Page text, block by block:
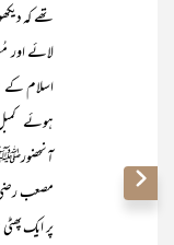
تھے کہ
لائے اور
اسلام کے
ہوئے
آنحضورﷺ
مصعب رضی
پر ایک